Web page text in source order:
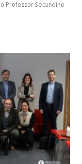
Professor Secundino